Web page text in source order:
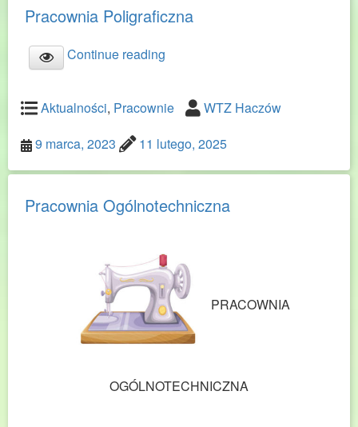
Pracownia Poligraficzna
Continue reading
Aktualności, Pracownie
WTZ Haczów
9 marca, 2023
11 lutego, 2025
Pracownia Ogólnotechniczna
PRACOWNIA
OGÓLNOTECHNICZNA